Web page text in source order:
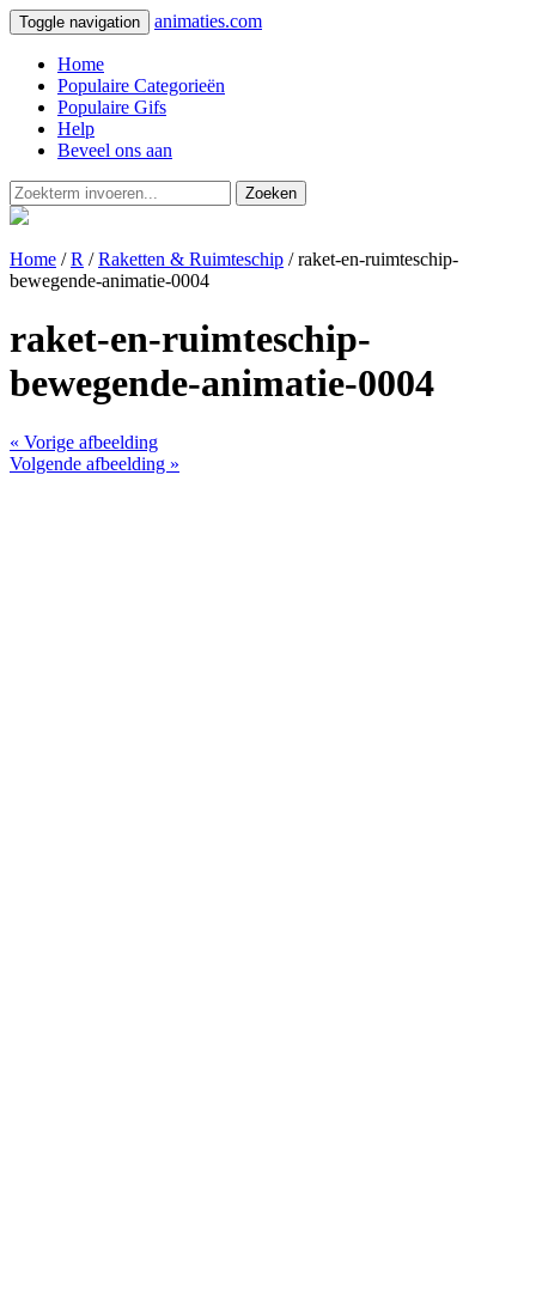
Toggle navigation animaties.com
Home
Populaire Categorieën
Populaire Gifs
Help
Beveel ons aan
Zoeken
Home /R /Raketten & Ruimteschip / raket-en-ruimteschip-
bewegende-animatie-0004
raket-en-ruimteschip-
bewegende-animatie-0004
« Vorige afbeelding
Volgende afbeelding »